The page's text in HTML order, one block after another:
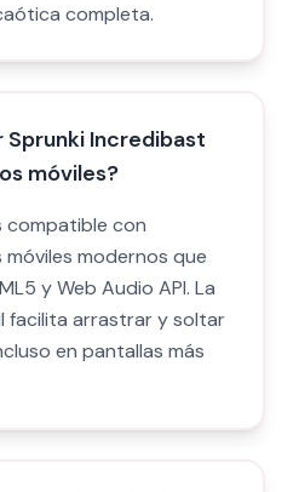
completa.
Sprunki Incredibast
móviles?
compatible con
modernos que
y Web Audio API. La
facilita arrastrar y soltar
en pantallas más